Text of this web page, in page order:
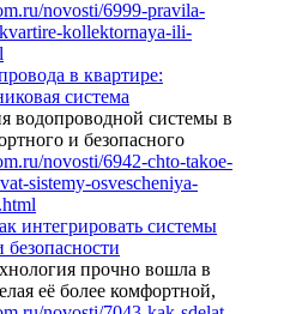
в квартире:
система
водопроводной системы в
и безопасного
интегрировать системы
прочно вошла в
её более комфортной,